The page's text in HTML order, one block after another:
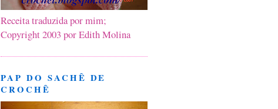
Receita traduzida por mim;
Copyright 2003 por Edith Molina
PAP DO SACHÊ DE
CROCHÊ